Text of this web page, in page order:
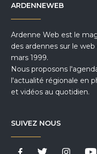
ARDENNEWEB
Ardenne Web est le
des ardennes sur le
mars 1999.
Nous proposons
l'actualité régionale en
et vidéos au quotidien.
SUIVEZ NOUS